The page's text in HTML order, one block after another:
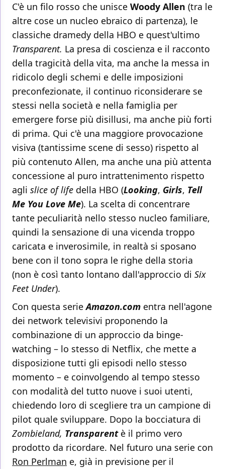
C'è un filo rosso che unisce Woody Allen (tra le
altre cose un nucleo ebraico di partenza), le
classiche dramedy della HBO e quest'ultimo
Transparent. La presa di coscienza e il racconto
della tragicità della vita, ma anche la messa in
ridicolo degli schemi e delle imposizioni
preconfezionate, il continuo riconsiderare se
stessi nella società e nella famiglia per
emergere forse più disillusi, ma anche più forti
di prima. Qui c'è una maggiore provocazione
visiva (tantissime scene di sesso) rispetto al
più contenuto Allen, ma anche una più attenta
concessione al puro intrattenimento rispetto
agli slice of life della HBO (Looking, Girls, Tell
Me You Love Me). La scelta di concentrare
tante peculiarità nello stesso nucleo familiare,
quindi la sensazione di una vicenda troppo
caricata e inverosimile, in realtà si sposano
bene con il tono sopra le righe della storia
(non è così tanto lontano dall'approccio di Six
Feet Under).
Con questa serieAmazon.com entra nell'agone
dei network televisivi proponendo la
combinazione di un approccio da binge-
watching – lo stesso di Netflix, che mette a
disposizione tutti gli episodi nello stesso
momento – e coinvolgendo al tempo stesso
con modalità del tutto nuove i suoi utenti,
chiedendo loro di scegliere tra un campione di
pilot quale sviluppare. Dopo la bocciatura di
Zombieland, Transparent è il primo vero
prodotto da ricordare. Nel futuro una serie con
Ron Perlman e, già in previsione per il